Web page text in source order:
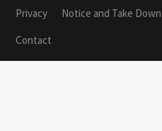
Privacy
Notice and Take Down
Contact